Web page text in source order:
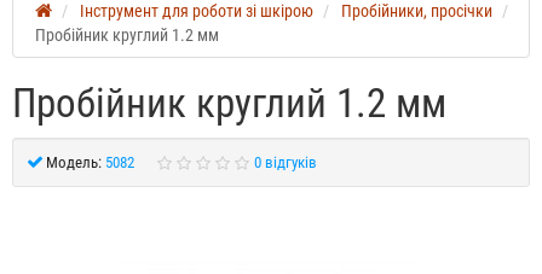
Інструмент для роботи зі шкірою
Пробійники, просічки
Пробійник круглий 1.2 мм
Пробійник круглий 1.2 мм
Модель: 5082 0 відгуків